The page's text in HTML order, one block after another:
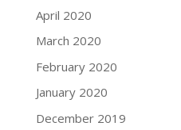
April 2020
March 2020
February 2020
January 2020
December 2019